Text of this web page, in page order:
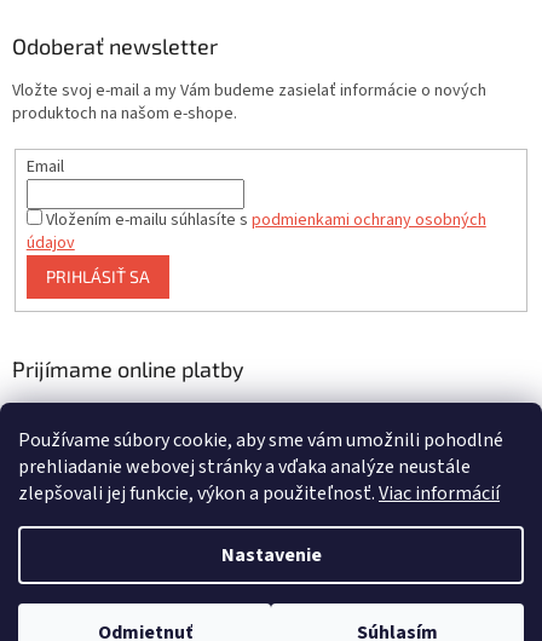
Používame súbory cookie, aby sme vám umožnili pohodlné
prehliadanie webovej stránky a vďaka analýze neustále
zlepšovali jej funkcie, výkon a použiteľnosť.Viac informácií
Nastavenie
Odmietnuť Súhlasím
Odoberať newsletter
Vložte svoj e-mail a my Vám budeme zasielať informácie o nových
produktoch na našom e-shope.
Email
Vložením e-mailu súhlasíte s podmienkami ochrany osobných
údajov
PRIHLÁSIŤ SA
Prijímame online platby
Copyright 2026asalite.sk. Všetky práva vyhradené.Upraviť